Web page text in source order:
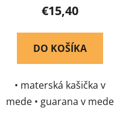
g - Pleva
€15,40
DO KOŠÍKA
• materská kašička v
mede • guarana v mede